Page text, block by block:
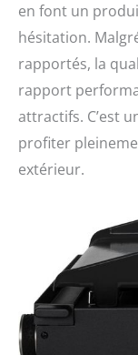
en font un
hésitation.
rapportés, la
rapport
attractifs. C’est
profiter
extérieur.